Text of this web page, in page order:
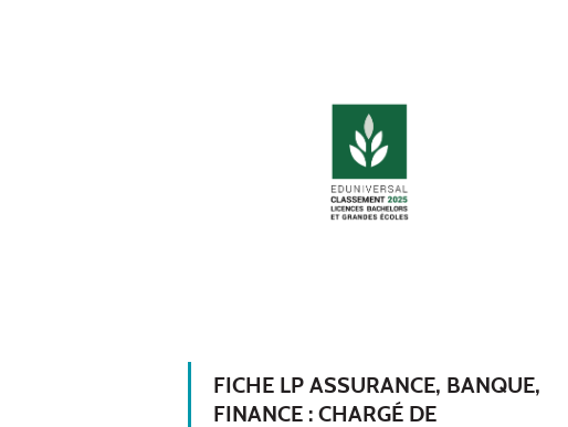
FICHE LP ASSURANCE, BANQUE,
FINANCE : CHARGÉ DE